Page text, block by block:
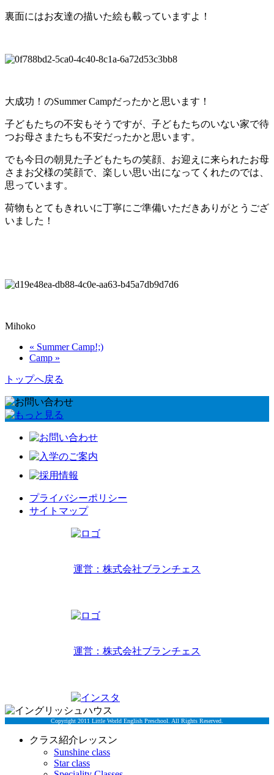
裏面にはお友達の描いた絵も載っていますよ！
大成功！のSummer Campだったかと思います！
子どもたちの不安もそうですが、子どもたちのいない家で待
つお母さまたちも不安だったかと思います。
でも今日の朝見た子どもたちの笑顔、お迎えに来られたお母
さまお父様の笑顔で、楽しい思い出になってくれたのでは、
思っています。
荷物もとてもきれいに丁寧にご準備いただきありがとうござ
いました！
Mihoko
« Summer Camp!;)
Camp »
トップへ戻る
プライバシーポリシー
サイトマップ
運営：株式会社ブランチェス
運営：株式会社ブランチェス
Copyright 2011 Little World English Preschool. All Rights Reserved.
クラス紹介レッスン
Sunshine class
Star class